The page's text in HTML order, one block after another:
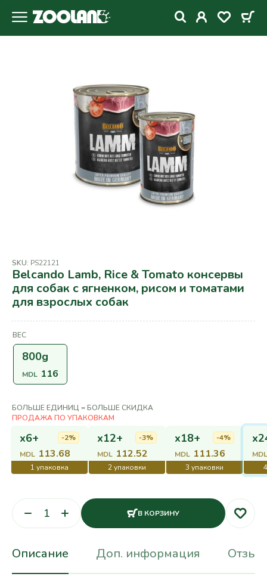
SKU: PS22121
Belcando Lamb, Rice & Tomato консервы
для собак с ягненком, рисом и томатами
для взрослых собак
ВЕС
800g
MDL 116
БОЛЬШЕ ЕДИНИЦ = БОЛЬШЕ СКИДКА
x6+
MDL 113.68
-2% x12+
MDL 112.52
-3% x18+
MDL 111.36
-4%
MDL
В КОРЗИНУ
Описание Доп. информация